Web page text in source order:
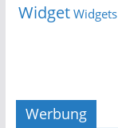
Widget Widgets
Werbung